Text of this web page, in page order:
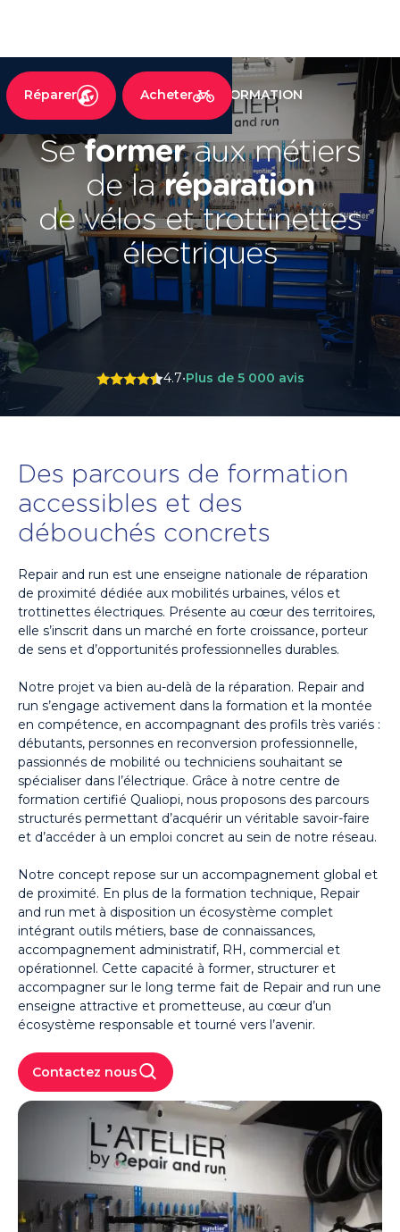
Réparer Acheter
RECRUTEMENT ET FORMATION
Seformeraux métiers
de laréparation
de vélos et trottinettes
électriques
4.7•Plus de 5 000 avis
Des parcours de formation
accessibles et des
débouchés concrets
Repair and run est une enseigne nationale de réparation
de proximité dédiée aux mobilités urbaines, vélos et
trottinettes électriques. Présente au cœur des territoires,
elle s’inscrit dans un marché en forte croissance, porteur
de sens et d’opportunités professionnelles durables.
Notre projet va bien au-delà de la réparation. Repair and
run s’engage activement dans la formation et la montée
en compétence, en accompagnant des profils très variés :
débutants, personnes en reconversion professionnelle,
passionnés de mobilité ou techniciens souhaitant se
spécialiser dans l’électrique. Grâce à notre centre de
formation certifié Qualiopi, nous proposons des parcours
structurés permettant d’acquérir un véritable savoir-faire
et d’accéder à un emploi concret au sein de notre réseau.
Notre concept repose sur un accompagnement global et
de proximité. En plus de la formation technique, Repair
and run met à disposition un écosystème complet
intégrant outils métiers, base de connaissances,
accompagnement administratif, RH, commercial et
opérationnel. Cette capacité à former, structurer et
accompagner sur le long terme fait de Repair and run une
enseigne attractive et prometteuse, au cœur d’un
écosystème responsable et tourné vers l’avenir.
Contactez nous